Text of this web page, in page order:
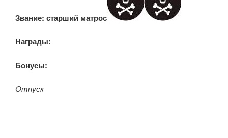
Звание: старший матрос
Награды:
Бонусы:
Oтпуск